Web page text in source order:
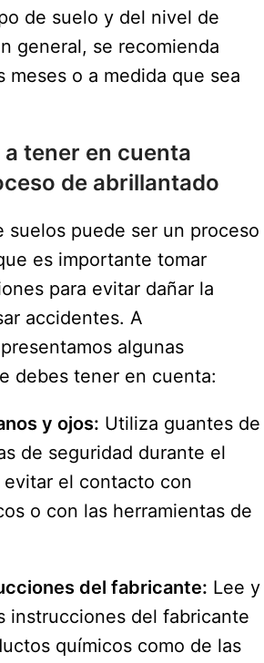
de suelo y del nivel de
general, se recomienda
meses o a medida que sea
tener en cuenta
de abrillantado
suelos puede ser un proceso
es importante tomar
para evitar dañar la
accidentes. A
algunas
debes tener en cuenta:
y ojos: Utiliza guantes de
de seguridad durante el
evitar el contacto con
o con las herramientas de
del fabricante: Lee y
instrucciones del fabricante
químicos como de las